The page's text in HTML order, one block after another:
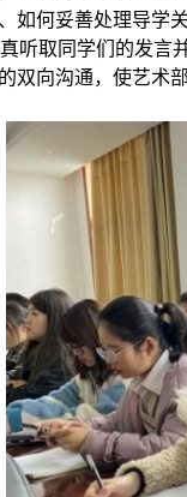
如何妥善处理导学
取同学们的发言并
双向沟通，使艺术